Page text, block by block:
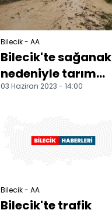
Bilecik - AA
Bilecik'te sağanak
nedeniyle tarım
arazileri ve yollar
03 Haziran 2023 - 14:00
Bilecik - AA
Bilecik'te trafik